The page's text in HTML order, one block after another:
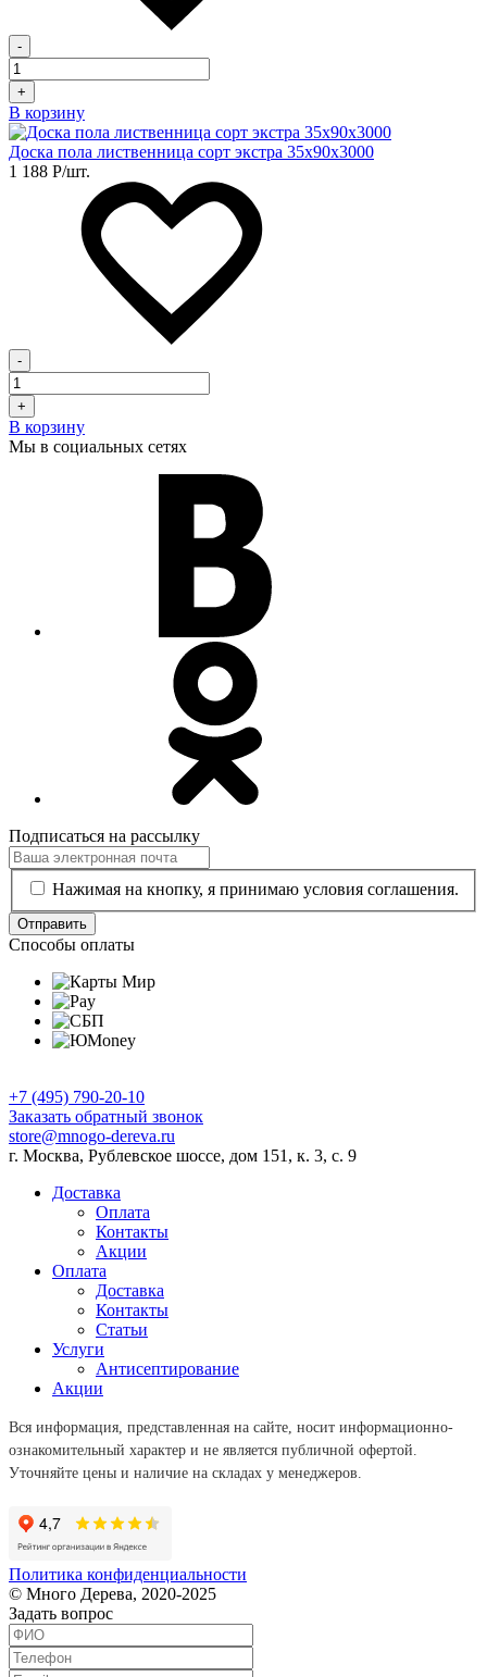
-
+
В корзину
Доска пола лиственница сорт экстра 35х90х3000
1 188 Р/шт.
-
+
В корзину
Мы в социальных сетях
Подписаться на рассылку
Нажимая на кнопку, я принимаю условия соглашения.
Отправить
Способы оплаты
+7 (495) 790-20-10
Заказать обратный звонок
store@mnogo-dereva.ru
г. Москва, Рублевское шоссе, дом 151, к. 3, с. 9
Доставка
Оплата
Контакты
Акции
Оплата
Доставка
Контакты
Статьи
Услуги
Антисептирование
Акции
Вся информация, представленная на сайте, носит информационно-
ознакомительный характер и не является публичной офертой.
Уточняйте цены и наличие на складах у менеджеров.
Политика конфиденциальности
© Много Дерева, 2020-2025
Задать вопрос